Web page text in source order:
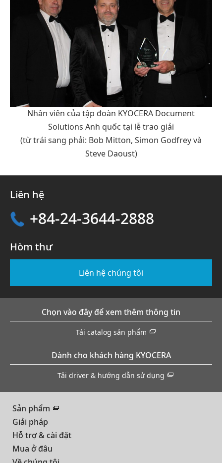
Nhân viên của tập đoàn KYOCERA Document
Solutions Anh quốc tại lễ trao giải
(từ trái sang phải: Bob Mitton, Simon Godfrey và
Steve Daoust)
Liên hệ
+84-24-3644-2888
Hòm thư
Liên hệ chúng tôi
Chọn vào đây để xem thêm thông tin
Tải catalog sản phẩm
Dành cho khách hàng KYOCERA
Tải driver & hướng dẫn sử dụng
Sản phẩm
Giải pháp
Hỗ trợ & cài đặt
Mua ở đâu